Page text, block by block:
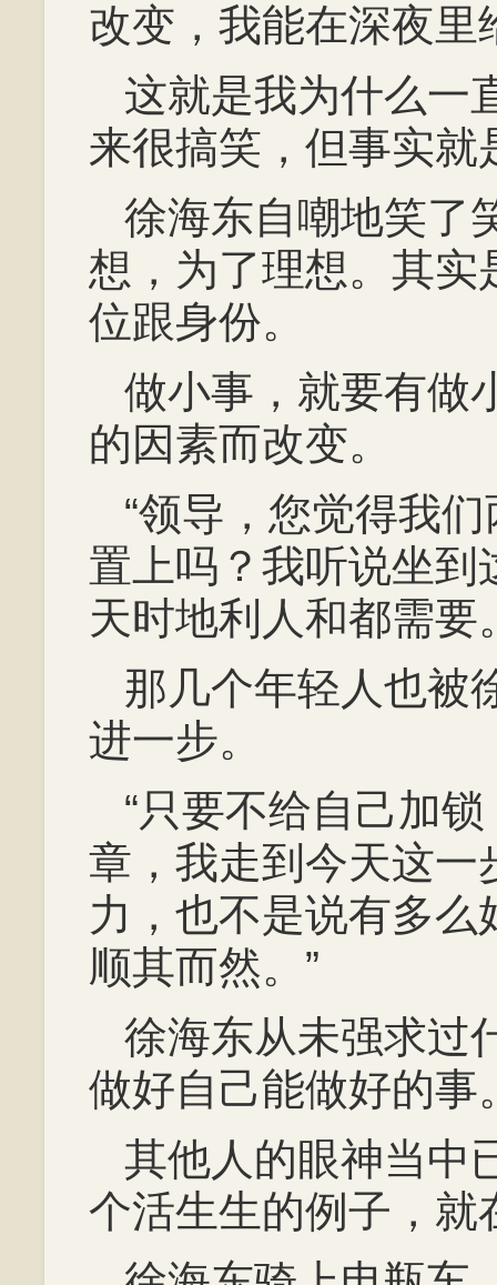
改变，我能在深夜里
这就是我为什么一
来很搞笑，但事实就
徐海东自嘲地笑了
想，为了理想。其实
位跟身份。
做小事，就要有做
的因素而改变。
“领导，您觉得我
置上吗？我听说坐到
天时地利人和都需要
那几个年轻人也被
进一步。
“只要不给自己加
章，我走到今天这一
力，也不是说有多
顺其而然。”
徐海东从未强求过
做好自己能做好的事
其他人的眼神当中
个活生生的例子，就